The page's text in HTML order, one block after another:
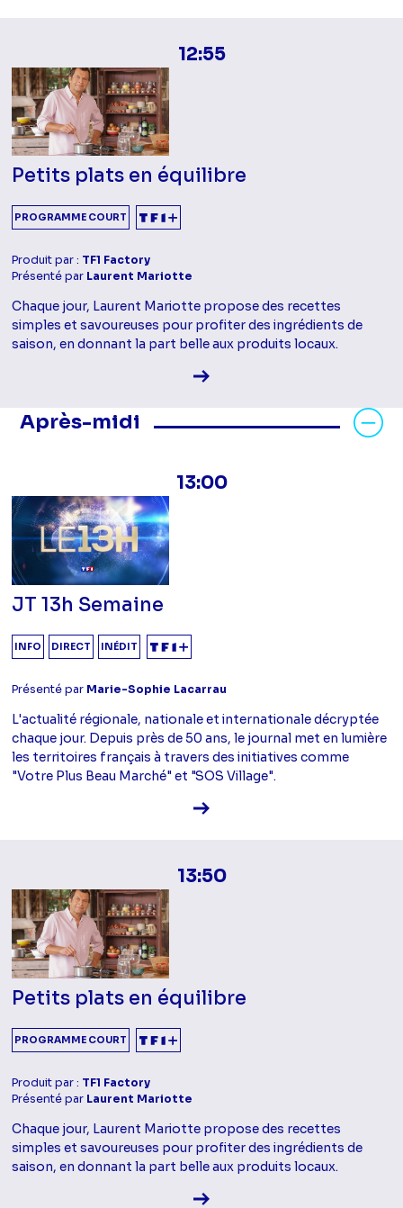
12:55
Petits plats en équilibre
PROGRAMME COURT
Produit par : TF1 Factory
Présenté par Laurent Mariotte
Chaque jour, Laurent Mariotte propose des recettes
simples et savoureuses pour profiter des ingrédients de
saison, en donnant la part belle aux produits locaux.
Voir la fiche diffusion
Après-midi
Masquer les programmes Après-
13:00
JT 13h Semaine
INFO DIRECT INÉDIT
Présenté par Marie-Sophie Lacarrau
L'actualité régionale, nationale et internationale décryptée
chaque jour. Depuis près de 50 ans, le journal met en lumière
les territoires français à travers des initiatives comme
"Votre Plus Beau Marché" et "SOS Village".
Voir la fiche diffusion
13:50
Petits plats en équilibre
PROGRAMME COURT
Produit par : TF1 Factory
Présenté par Laurent Mariotte
Chaque jour, Laurent Mariotte propose des recettes
simples et savoureuses pour profiter des ingrédients de
saison, en donnant la part belle aux produits locaux.
Voir la fiche diffusion